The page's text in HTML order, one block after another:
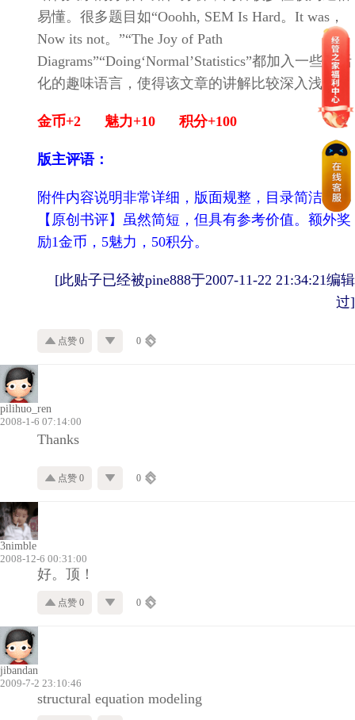
易懂。很多题目如“Ooohh, SEM Is Hard。It was，
Now its not。”“The Joy of Path
Diagrams”“Doing‘Normal’Statistics”都加入一些生活
化的趣味语言，使得该文章的讲解比较深入浅出。
金币+2 魅力+10 积分+100
版主评语：
附件内容说明非常详细，版面规整，目录简洁，
【原创书评】虽然简短，但具有参考价值。额外奖
励1金币，5魅力，50积分。
[此贴子已经被pine888于2007-11-22 21:34:21编辑
过]
点赞 0 0
pilihuo_ren
2008-1-6 07:14:00
Thanks
点赞 0 0
3nimble
2008-12-6 00:31:00
好。顶！
点赞 0 0
jibandan
2009-7-2 23:10:46
structural equation modeling